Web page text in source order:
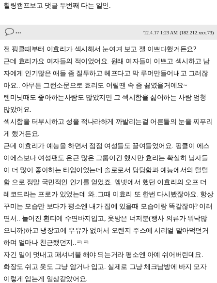
힐링캠프보고 댓글 두번째 다는 일인.
... '12.4.17 1:23 AM (182.212.xxx.73)
전 핑클때부터 이효리가 섹시해서 눈여겨 보고 젤 이쁘다했거든요?
근데 효리가요 여자들의 적이었어요. 원래 여자들이 이쁘고 섹시하고 남
자에게 인기많은 애들 좀 질투하고 헤프다고 막 루머만들어내고 그러잖
아요.. 아무튼 그런소문으로 효리도 어릴땐 속 좀 끓였을거에요~
텐미닛때도 좋아하는사람도 많았지만 그 섹시함을 싫어하는 사람 엄청
많았어요.
섹시함을 터부시하고 성을 적나라하게 까발리는걸 어른들의 눈을 찌푸리
게 했거든요.
근데 이효리가 예능을 하면서 점점 여성들도 끌여들었어요. 핑클이 에스
이에스보다 여성팬도 은근 많은 그룹이긴 했지만 효리는 확실히 남자들
이 더 많이 좋아하는 타입이었는데 솔로로서 당당함과 예능에서의 털털
함 으로 정말 국민적인 인기를 얻었죠. 엠넷에서 했던 이효리의 오프 더
레코드라는 프로가 있었는데 와..그때 이효리 또 한번 다시봤잖아요. 항상
꾸미는 모습만 보다가 평소엔 내가 집에 있을때 모습이랑 똑같잖아? 이러
면서.. 늘어진 흰티에 수면바지입고, 옷방은 너저분(행사 의류가 워낙많
으니까)하고 냉장고에 우유가 없어서 오렌지 주스에 시리얼 말아먹던거
하며 얼마나 친근했던지..ㅋㅋ
자긴 일이 멋내고 패셔너블 해야 되는거라 평소엔 아예 쉬어버린데요.
화장도 쉬고 옷도 그냥 암거나 입고. 실제로 그냥 체크남방에 바지 모자
이렇게 입는게 일상같았어요.